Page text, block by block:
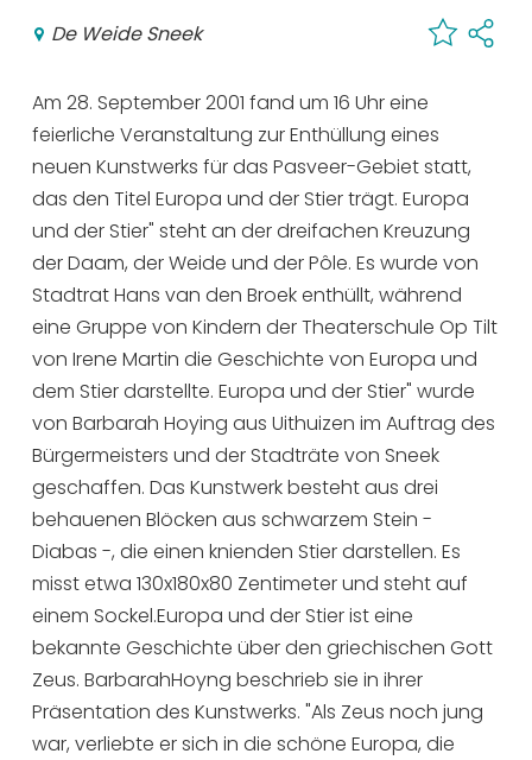
Sehenswürdigkeiten
De Weide Sneek
Am 28. September 2001 fand um 16 Uhr eine
feierliche Veranstaltung zur Enthüllung eines
neuen Kunstwerks für das Pasveer-Gebiet statt,
das den Titel Europa und der Stier trägt. Europa
und der Stier" steht an der dreifachen Kreuzung
der Daam, der Weide und der Pôle. Es wurde von
Stadtrat Hans van den Broek enthüllt, während
eine Gruppe von Kindern der Theaterschule Op Tilt
von Irene Martin die Geschichte von Europa und
dem Stier darstellte. Europa und der Stier" wurde
von Barbarah Hoying aus Uithuizen im Auftrag des
Bürgermeisters und der Stadträte von Sneek
geschaffen. Das Kunstwerk besteht aus drei
behauenen Blöcken aus schwarzem Stein -
Diabas -, die einen knienden Stier darstellen. Es
misst etwa 130x180x80 Zentimeter und steht auf
einem Sockel.Europa und der Stier ist eine
bekannte Geschichte über den griechischen Gott
Zeus. BarbarahHoyng beschrieb sie in ihrer
Präsentation des Kunstwerks. "Als Zeus noch jung
war, verliebte er sich in die schöne Europa, die